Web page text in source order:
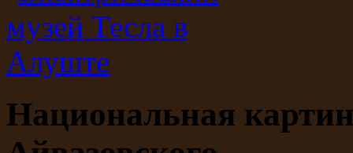
Национальная